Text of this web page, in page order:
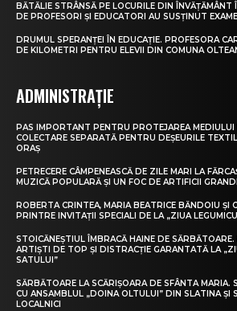
BĂTĂLIE STRÂNSĂ PE LOCURILE DIN ÎNVĂȚĂMÂNT
DE PROFESORI ȘI EDUCATORI AU SUSȚINUT
DRUMUL SPERANȚEI ÎN EDUCAȚIE. PROFESORA
DE KILOMETRI PENTRU ELEVII DIN COMUNA
ADMINISTRAȚIE
PAS IMPORTANT PENTRU PROTEJAREA MEDIULUI
COLECTARE SEPARATĂ PENTRU DEȘEURILE
ORAȘ
PETRECERE CÂMPENEASCĂ DE ZILE MARI LA
MUZICĂ POPULARĂ ȘI UN FOC DE ARTIFICII
ROBERTA CRINTEA, MARIA BEATRICE BĂNDOIU ȘI
PRINTRE INVITAȚII SPECIALI DE LA „ZIUA
STOICĂNEȘTIUL ÎMBRACĂ HAINE DE SĂRBĂTOARE.
ARTIȘTI DE TOP ȘI DISTRACȚIE GARANTATĂ LA
SATULUI”
SĂRBĂTOARE LA SCĂRIȘOARA DE SFÂNTA MARIA.
CU ANSAMBLUL „DOINA OLTULUI” DIN SLATINA ȘI
LOCALNICI